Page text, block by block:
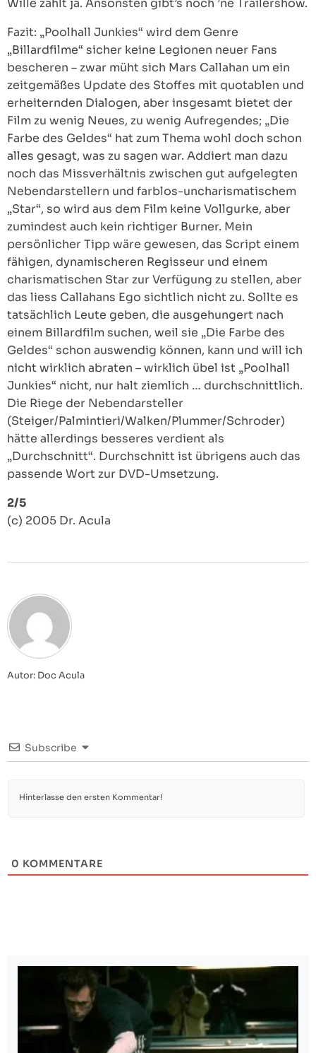
Wille zählt ja. Ansonsten gibt’s noch ’ne Trailershow.
Fazit: „Poolhall Junkies“ wird dem Genre
„Billardfilme“ sicher keine Legionen neuer Fans
bescheren – zwar müht sich Mars Callahan um ein
zeitgemäßes Update des Stoffes mit quotablen und
erheiternden Dialogen, aber insgesamt bietet der
Film zu wenig Neues, zu wenig Aufregendes; „Die
Farbe des Geldes“ hat zum Thema wohl doch schon
alles gesagt, was zu sagen war. Addiert man dazu
noch das Missverhältnis zwischen gut aufgelegten
Nebendarstellern und farblos-uncharismatischem
„Star“, so wird aus dem Film keine Vollgurke, aber
zumindest auch kein richtiger Burner. Mein
persönlicher Tipp wäre gewesen, das Script einem
fähigen, dynamischeren Regisseur und einem
charismatischen Star zur Verfügung zu stellen, aber
das liess Callahans Ego sichtlich nicht zu. Sollte es
tatsächlich Leute geben, die ausgehungert nach
einem Billardfilm suchen, weil sie „Die Farbe des
Geldes“ schon auswendig können, kann und will ich
nicht wirklich abraten – wirklich übel ist „Poolhall
Junkies“ nicht, nur halt ziemlich … durchschnittlich.
Die Riege der Nebendarsteller
(Steiger/Palmintieri/Walken/Plummer/Schroder)
hätte allerdings besseres verdient als
„Durchschnitt“. Durchschnitt ist übrigens auch das
passende Wort zur DVD-Umsetzung.
2/5
(c) 2005 Dr. Acula
Autor: Doc Acula
Subscribe
0 KOMMENTARE